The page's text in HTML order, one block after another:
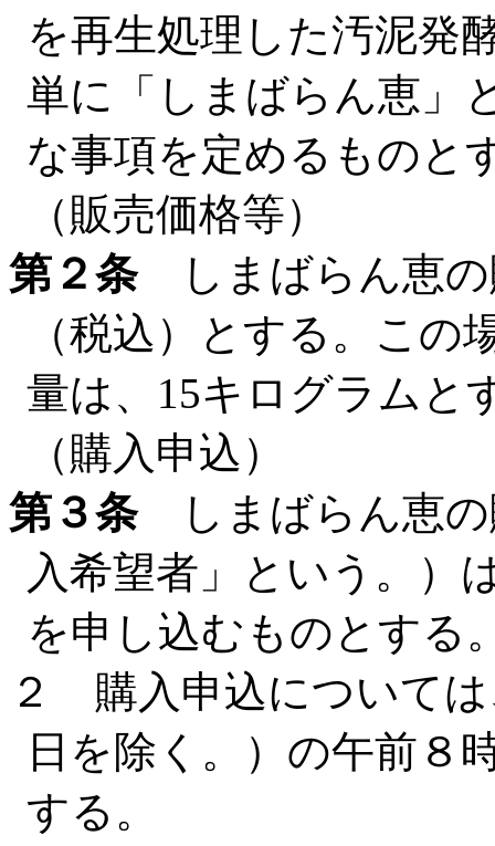
を再生処理した汚泥発
単に「しまばらん恵」
な事項を定めるものと
（販売価格等）
第２条しまばらん恵の
（税込）とする。こ
量は、15キログラムと
（購入申込）
第３条しまばらん恵の
入希望者」という。）
を申し込むものとする
２ 購入申込について
日を除く。）の午前８
する。